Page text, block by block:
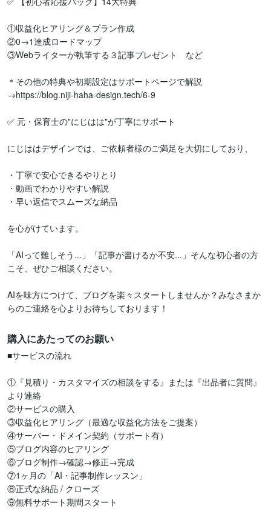
①収益化ヒアリング＆プラン作成
②0→1達成ロードマップ
③Webライターが執筆する３記事プレゼント　など
＊その他の特典や初期設定はサポートページで解説
→https://blog.niji-haha-design.tech/6-9
✅ 元・保育士の"にじはは"が丁寧にサポート
にじははデザインでは、ご依頼者様のご満足を大切にしており、
・丁寧で安心できるやりとり
・動画でわかりやすい解説
・早い返信でスムーズな納品
を心がけています。
「AIって難しそう...」「記事が書けるか不安...」そんな初心者の方
こそ、ぜひご相談ください。
AIを味方につけて、ブログを楽々スタートしませんか？みなさまか
らのご連絡を心よりお待ちしております！
購入にあたってのお願い
■サービスの流れ
①『見積り・カスタマイズの相談をする』または『出品者に質問』
より連絡
②サービスの購入
③収益化ヒアリング（最適な収益化方法をご提案）
④サーバー・ドメイン契約（サポート有）
⑤ブログ内容のヒアリング
⑥ブログ制作→確認→修正→完成
⑦1ヶ月の「AI・記事制作レッスン」
⑧正式な納品 / クローズ
⑨無料サポート期間スタート